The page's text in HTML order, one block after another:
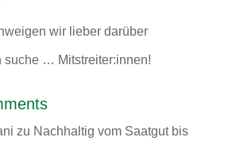
wir lieber darüber
suche … Mitstreiter:innen!
zu Nachhaltig vom Saatgut bis